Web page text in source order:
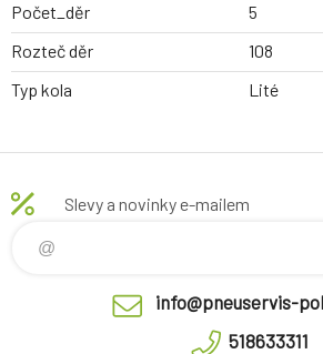
Počet_děr
5
Rozteč děr
108
Typ kola
Lité
Slevy a novinky e-mailem
info@pneuservis-
518633311